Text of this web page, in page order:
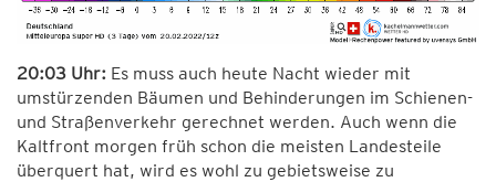
20:03 Uhr: Es muss auch heute Nacht wieder mit
umstürzenden Bäumen und Behinderungen im Schienen-
und Straßenverkehr gerechnet werden. Auch wenn die
Kaltfront morgen früh schon die meisten Landesteile
überquert hat, wird es wohl zu gebietsweise zu